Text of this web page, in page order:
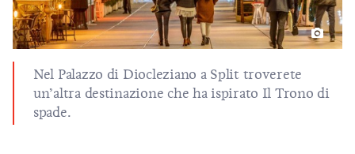
Nel Palazzo di Diocleziano a Split troverete
un’altra destinazione che ha ispirato Il Trono di
spade.